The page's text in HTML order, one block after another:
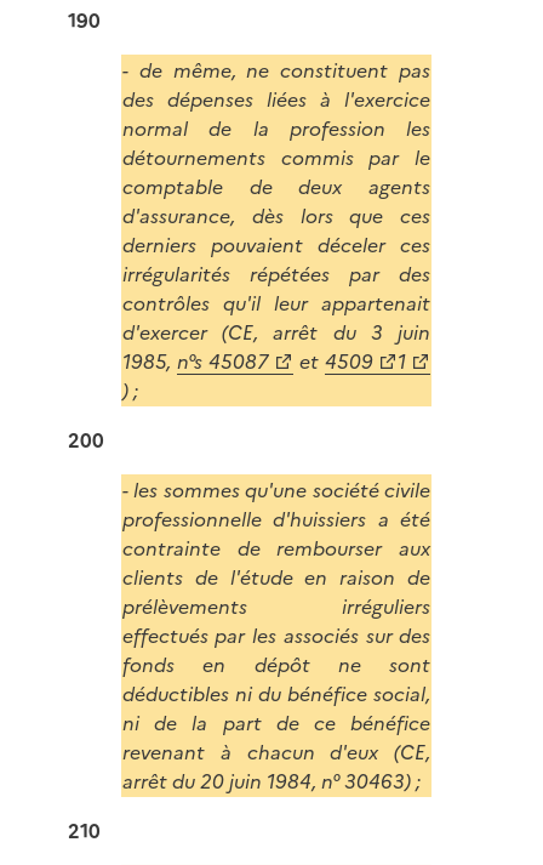
190
- de même, ne constituent pas
des dépenses liées à l'exercice
normal de la profession les
détournements commis par le
comptable de deux agents
d'assurance, dès lors que ces
derniers pouvaient déceler ces
irrégularités répétées par des
contrôles qu'il leur appartenait
d'exercer (CE, arrêt du 3 juin
1985, n°s 45087 et4509
1
) ;
200
- les sommes qu'une société civile
professionnelle d'huissiers a été
contrainte de rembourser aux
clients de l'étude en raison de
prélèvements irréguliers
effectués par les associés sur des
fonds en dépôt ne sont
déductibles ni du bénéfice social,
ni de la part de ce bénéfice
revenant à chacun d'eux (CE,
arrêt du 20 juin 1984, n° 30463) ;
210